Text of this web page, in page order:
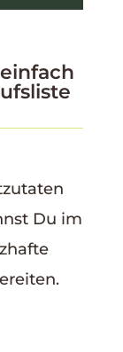
Du im